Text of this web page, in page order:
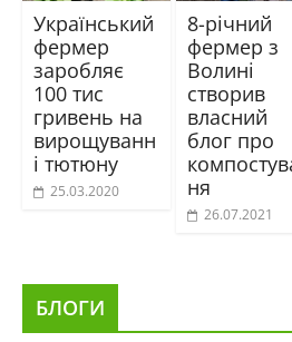
Український
фермер
заробляє
100 тис
гривень на
вирощуванн
і тютюну
25.03.2020
8-річний
фермер з
Волині
створив
власний
блог про
ня
26.07.2021
БЛОГИ